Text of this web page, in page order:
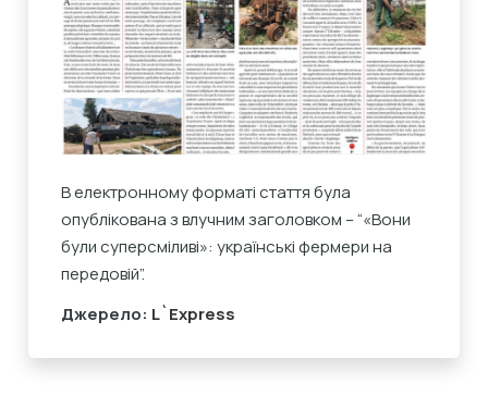
В електронному форматі стаття була
опублікована з влучним заголовком – “«Вони
були суперсміливі»: українські фермери на
передовій”.
Джерело: L`Express